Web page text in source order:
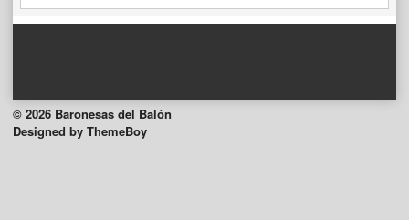
© 2026 Baronesas del Balón
Designed by ThemeBoy